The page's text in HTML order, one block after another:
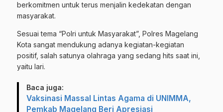
berkomitmen untuk terus menjalin kedekatan dengan
masyarakat.
Sesuai tema “Polri untuk Masyarakat”, Polres Magelang
Kota sangat mendukung adanya kegiatan-kegiatan
positif, salah satunya olahraga yang sedang hits saat ini,
yaitu lari.
Baca juga:
Vaksinasi Massal Lintas Agama di UNIMMA,
Pemkab Magelang Beri Apresiasi